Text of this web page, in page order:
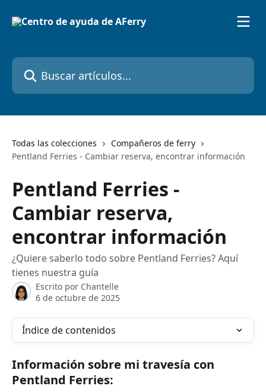
Buscar artículos...
Todas las colecciones
Compañeros de ferry
Pentland Ferries - Cambiar reserva, encontrar información
Pentland Ferries -
Cambiar reserva,
encontrar información
¿Quiere saberlo todo sobre Pentland Ferries? Aquí
tienes nuestra guía
Escrito por Chantelle
6 de octubre de 2025
Índice de contenidos
Información sobre mi travesía con
Pentland Ferries: